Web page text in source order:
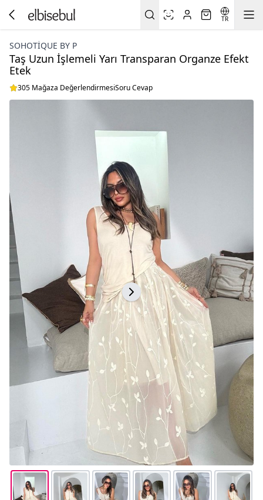
TR
SOHOTIQUE BY P
Taş Uzun İşlemeli Yarı Transparan Organze Efekt
Etek
305 Mağaza DeğerlendirmesiSoru Cevap